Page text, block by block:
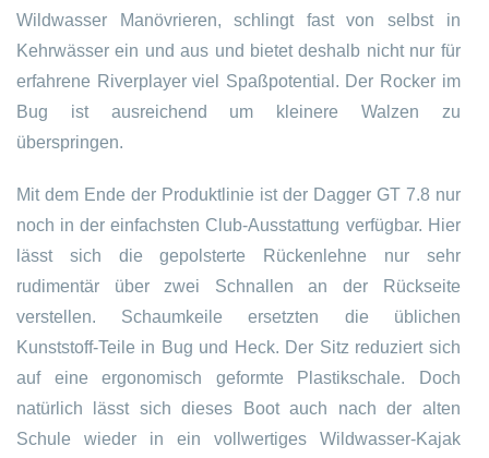
Wildwasser Manövrieren, schlingt fast von selbst in
Kehrwässer ein und aus und bietet deshalb nicht nur für
erfahrene Riverplayer viel Spaßpotential. Der Rocker im
Bug ist ausreichend um kleinere Walzen zu
überspringen.
Mit dem Ende der Produktlinie ist der Dagger GT 7.8 nur
noch in der einfachsten Club-Ausstattung verfügbar. Hier
lässt sich die gepolsterte Rückenlehne nur sehr
rudimentär über zwei Schnallen an der Rückseite
verstellen. Schaumkeile ersetzten die üblichen
Kunststoff-Teile in Bug und Heck. Der Sitz reduziert sich
auf eine ergonomisch geformte Plastikschale. Doch
natürlich lässt sich dieses Boot auch nach der alten
Schule wieder in ein vollwertiges Wildwasser-Kajak